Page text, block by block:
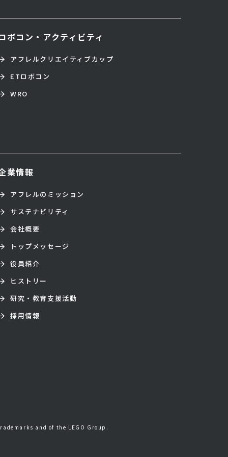
ボコン・アクティビティ
アフレルクリエイティブカップ
ETロボコン
WRO
業情報
アフレルのミッション
サステナビリティ
会社概要
トップメッセージ
役員紹介
ヒストリー
研究・教育支援活動
採用情報
and of the LEGO Group.